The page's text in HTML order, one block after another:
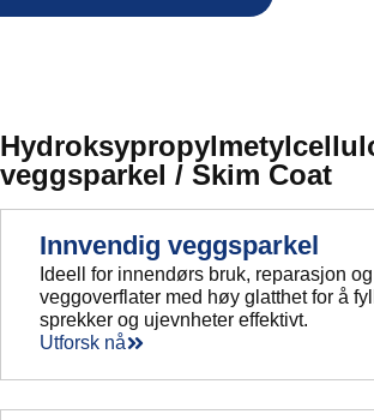
veggsparkel / Skim Coat
Innvendig veggsparkel
Ideell for innendørs bruk, reparasjon
veggoverflater med høy glatthet for å
sprekker og ujevnheter effektivt.
Utforsk nå